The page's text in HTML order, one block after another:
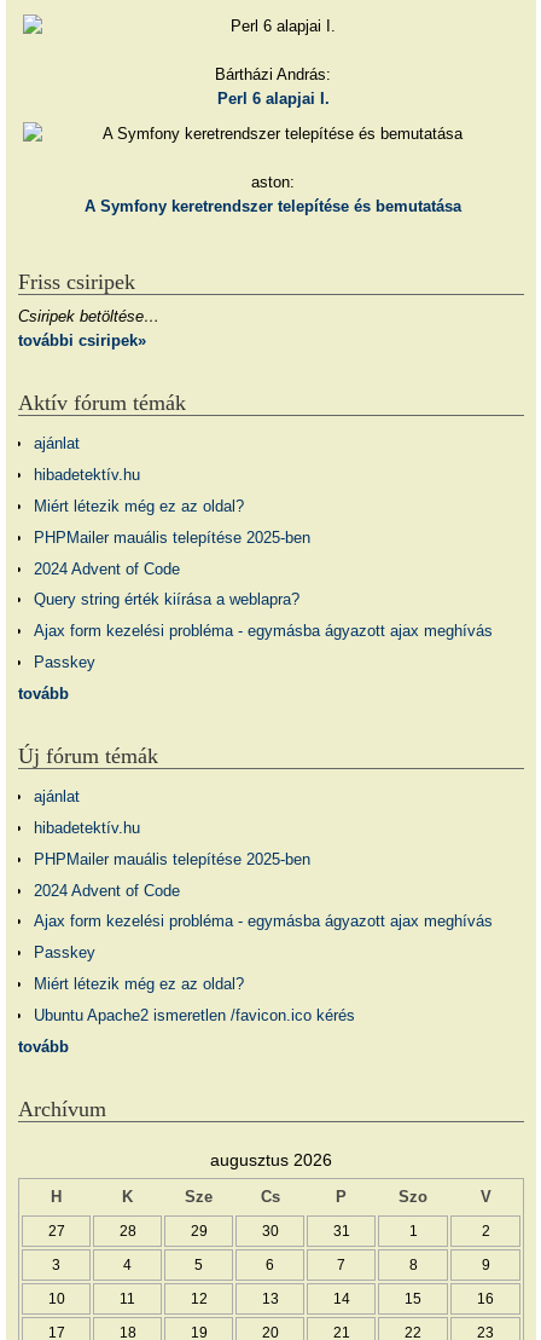
Bártházi András:
Perl 6 alapjai I.
aston:
A Symfony keretrendszer telepítése és bemutatása
Friss csiripek
Csiripek betöltése…
további csiripek»
Aktív fórum témák
ajánlat
hibadetektív.hu
Miért létezik még ez az oldal?
PHPMailer mauális telepítése 2025-ben
2024 Advent of Code
Query string érték kiírása a weblapra?
Ajax form kezelési probléma - egymásba ágyazott ajax meghívás
Passkey
tovább
Új fórum témák
ajánlat
hibadetektív.hu
PHPMailer mauális telepítése 2025-ben
2024 Advent of Code
Ajax form kezelési probléma - egymásba ágyazott ajax meghívás
Passkey
Miért létezik még ez az oldal?
Ubuntu Apache2 ismeretlen /favicon.ico kérés
tovább
Archívum
augusztus 2026
H K Sze Cs P Szo V
27 28 29 30 31 1 2
3 4 5 6 7 8 9
10 11 12 13 14 15 16
17 18 19 20 21 22 23